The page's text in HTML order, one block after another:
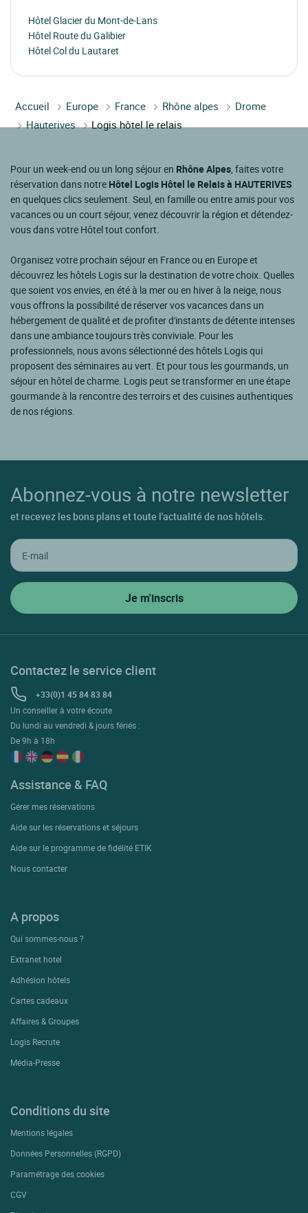
Hôtel Glacier du Mont-de-Lans
Hôtel Route du Galibier
Hôtel Col du Lautaret
Accueil Europe France Rhône alpes
Drome
Hauterives
Logis hôtel le relais
Pour un week-end ou un long séjour en Rhône Alpes, faites votre
réservation dans notre Hôtel Logis Hôtel le Relais à HAUTERIVES
en quelques clics seulement. Seul, en famille ou entre amis pour vos
vacances ou un court séjour, venez découvrir la région et détendez-
vous dans votre Hôtel tout confort.
Organisez votre prochain séjour en France ou en Europe et
découvrez les hôtels Logis sur la destination de votre choix. Quelles
que soient vos envies, en été à la mer ou en hiver à la neige, nous
vous offrons la possibilité de réserver vos vacances dans un
hébergement de qualité et de profiter d'instants de détente intenses
dans une ambiance toujours très conviviale. Pour les
professionnels, nous avons sélectionné des hôtels Logis qui
proposent des séminaires au vert. Et pour tous les gourmands, un
séjour en hôtel de charme. Logis peut se transformer en une étape
gourmande à la rencontre des terroirs et des cuisines authentiques
de nos régions.
Abonnez-vous à notre newsletter
et recevez les bons plans et toute l'actualité de nos hôtels.
Contactez le service client
+33(0)1 45 84 83 84
Un conseiller à votre écoute
Du lundi au vendredi & jours fériés :
De 9h à 18h
Assistance & FAQ
Gérer mes réservations
Aide sur les réservations et séjours
Aide sur le programme de fidélité ETIK
Nous contacter
A propos
Qui sommes-nous ?
Extranet hotel
Adhésion hôtels
Cartes cadeaux
Affaires & Groupes
Logis Recrute
Média-Presse
Conditions du site
Mentions légales
Données Personnelles (RGPD)
Paramétrage des cookies
CGV